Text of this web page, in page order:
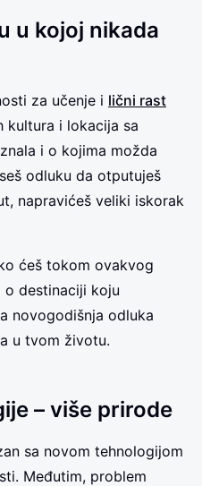
u kojoj nikada
za učenje i lični rast
kultura i lokacija sa
i o kojima možda
odluku da otputuješ
napravićeš veliki iskorak
ćeš tokom ovakvog
o destinaciji koju
novogodišnja odluka
u tvom životu.
– više prirode
sa novom tehnologijom
Međutim, problem